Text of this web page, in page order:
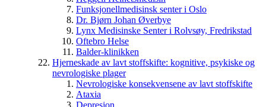
Funksjonellmedisinsk senter i Oslo
Dr. Bjørn Johan Øverbye
Lynx Medisinske Senter i Rolvsøy, Fredrikstad
Oftebro Helse
Balder-klinikken
Hjerneskade av lavt stoffskifte: kognitive, psykiske og
nevrologiske plager
Nevrologiske konsekvensene av lavt stoffskifte
Ataxia